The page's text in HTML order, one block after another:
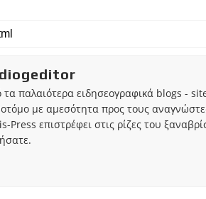
παλαιότερα ειδησεογραφικά blogs -
με αμεσότητα προς τους
Press επιστρέφει στις ρίζες του